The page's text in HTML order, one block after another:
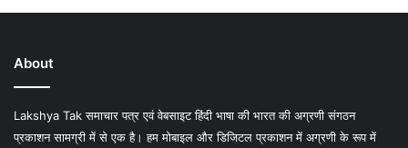
About
Lakshya Tak समाचार पत्र एवं वेबसाइट हिंदी भाषा की भारत की अग्रणी संगठन
प्रकाशन सामग्री में से एक है। हम मोबाइल और डिजिटल प्रकाशन में अग्रणी के रूप में